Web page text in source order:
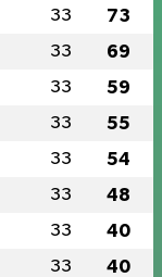
33 73
33 69
33 59
33 55
33 54
33 48
33 40
33 40